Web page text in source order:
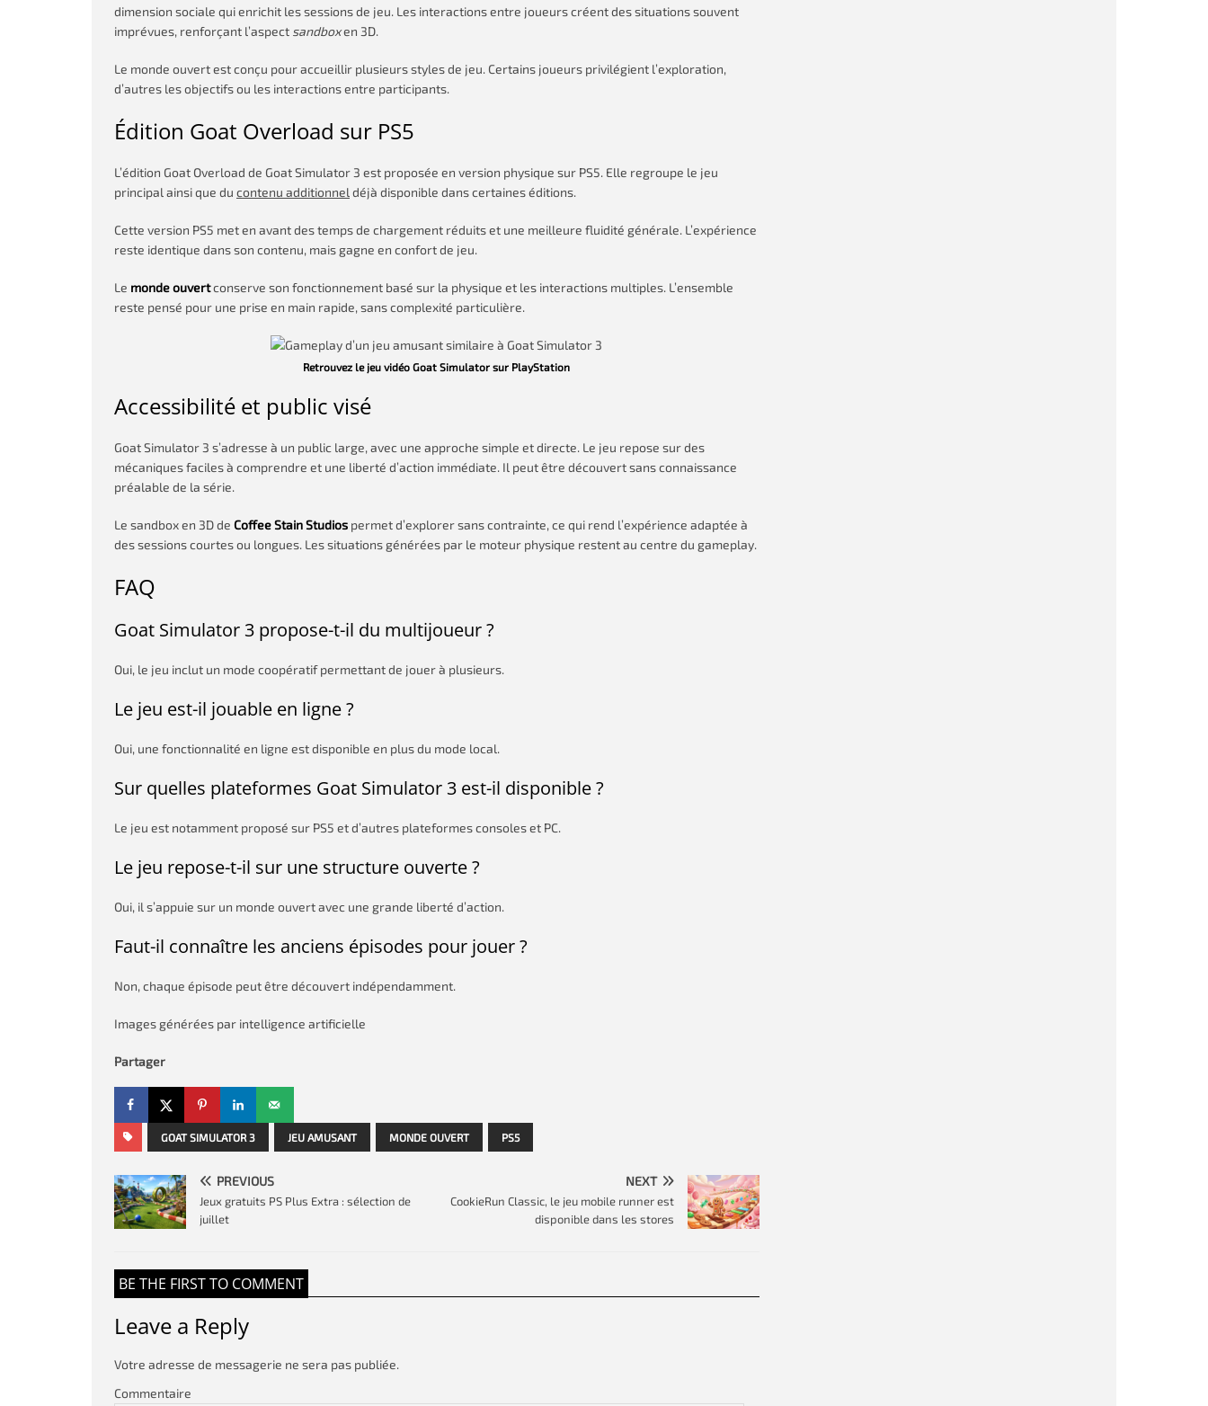
dimension sociale qui enrichit les sessions de jeu. Les interactions entre joueurs créent des situations souvent
imprévues, renforçant l’aspect sandboxen 3D.
Le monde ouvert est conçu pour accueillir plusieurs styles de jeu. Certains joueurs privilégient l’exploration,
d’autres les objectifs ou les interactions entre participants.
Édition Goat Overload sur PS5
L’édition Goat Overload de Goat Simulator 3 est proposée en version physique sur PS5. Elle regroupe le jeu
principal ainsi que du contenu additionnel déjà disponible dans certaines éditions.
Cette version PS5 met en avant des temps de chargement réduits et une meilleure fluidité générale. L’expérience
reste identique dans son contenu, mais gagne en confort de jeu.
Le monde ouvertconserve son fonctionnement basé sur la physique et les interactions multiples. L’ensemble
reste pensé pour une prise en main rapide, sans complexité particulière.
Retrouvez le jeu vidéo Goat Simulator sur PlayStation
Accessibilité et public visé
Goat Simulator 3 s’adresse à un public large, avec une approche simple et directe. Le jeu repose sur des
mécaniques faciles à comprendre et une liberté d’action immédiate. Il peut être découvert sans connaissance
préalable de la série.
Le sandbox en 3D de Coffee Stain Studios permet d’explorer sans contrainte, ce qui rend l’expérience adaptée à
des sessions courtes ou longues. Les situations générées par le moteur physique restent au centre du gameplay.
FAQ
Goat Simulator 3 propose-t-il du multijoueur ?
Oui, le jeu inclut un mode coopératif permettant de jouer à plusieurs.
Le jeu est-il jouable en ligne ?
Oui, une fonctionnalité en ligne est disponible en plus du mode local.
Sur quelles plateformes Goat Simulator 3 est-il disponible ?
Le jeu est notamment proposé sur PS5 et d’autres plateformes consoles et PC.
Le jeu repose-t-il sur une structure ouverte ?
Oui, il s’appuie sur un monde ouvert avec une grande liberté d’action.
Faut-il connaître les anciens épisodes pour jouer ?
Non, chaque épisode peut être découvert indépendamment.
Images générées par intelligence artificielle
Partager
GOAT SIMULATOR 3 JEU AMUSANT MONDE OUVERT PS5
PREVIOUS
Jeux gratuits PS Plus Extra : sélection de
juillet
NEXT
CookieRun Classic, le jeu mobile runner est
disponible dans les stores
BE THE FIRST TO COMMENT
Leave a Reply
Votre adresse de messagerie ne sera pas publiée.
Commentaire